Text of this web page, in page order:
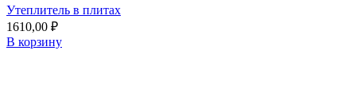
Утеплитель в плитах
1610,00 ₽
В корзину